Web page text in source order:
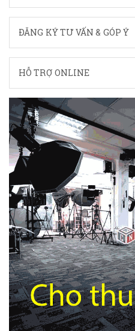
ĐĂNG KÝ TƯ VẤN & GÓP Ý
HỖ TRỢ ONLINE